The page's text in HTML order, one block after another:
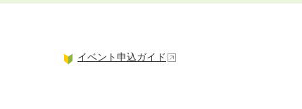
イベント申込ガイド